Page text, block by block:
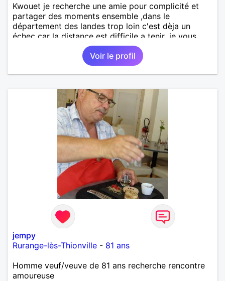
Kwouet je recherche une amie pour complicité et
partager des moments ensemble ,dans le
département des landes trop loin c'est dèja un
échec car la distance est difficile a tenir ,je vous
remercie par avance bonne journée ,
Voir le profil
jempy
Rurange-lès-Thionville - 81 ans
Homme veuf/veuve de 81 ans recherche rencontre
amoureuse